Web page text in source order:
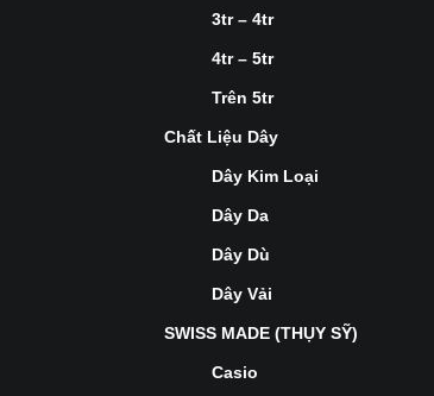
3tr – 4tr
4tr – 5tr
Trên 5tr
Chất Liệu Dây
Dây Kim Loại
Dây Da
Dây Dù
Dây Vải
SWISS MADE (THỤY SỸ)
Casio